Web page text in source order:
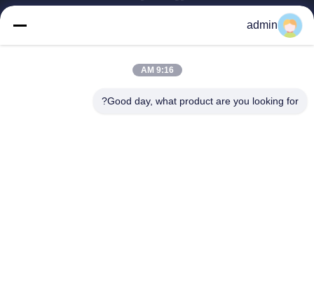
حول بنا
ضبط الجودة
admin
9:16 AM
Good day, what product are you looking for?